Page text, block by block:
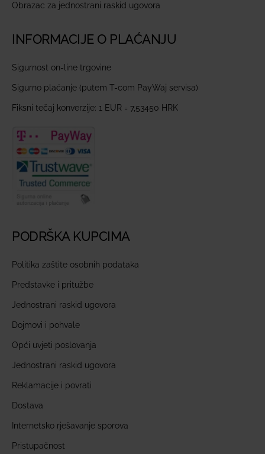
Obrazac za jednostrani raskid ugovora
INFORMACIJE O PLAĆANJU
Sigurnost on-line trgovine
Sigurno plaćanje (putem T-com PayWaj servisa)
Fiksni tečaj konverzije: 1 EUR = 7,53450 HRK
PODRŠKA KUPCIMA
Politika zaštite osobnih podataka
Predstavke i pritužbe
Jednostrani raskid ugovora
Dojmovi i pohvale
Opći uvjeti poslovanja
Jednostrani raskid ugovora
Reklamacije i povrati
Dostava
Internetsko rješavanje sporova
Pristupačnost